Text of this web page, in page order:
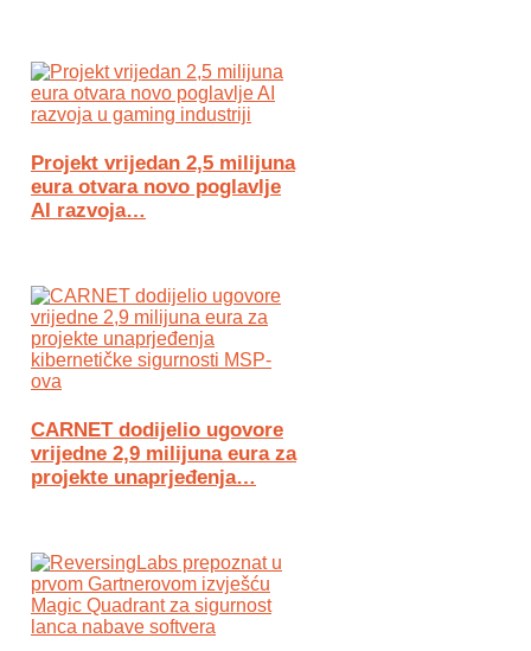
Projekt vrijedan 2,5 milijuna
eura otvara novo poglavlje
AI razvoja…
CARNET dodijelio ugovore
vrijedne 2,9 milijuna eura za
projekte unaprjeđenja…